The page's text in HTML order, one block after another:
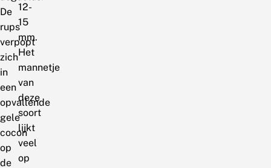
De
rups
verpopt
zich
in
een
opvallende
gele
cocon
op
de
12-
15
mm.
Het
mannetje
van
deze
soort
lijkt
veel
op